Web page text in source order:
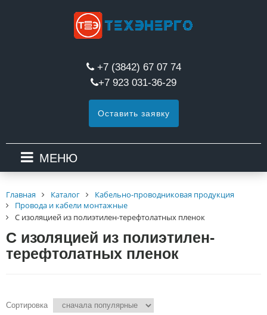
+7 (3842) 67 07 74
+7 923 031-36-29
Оставить заявку
МЕНЮ
Главная Каталог
Кабельно-проводниковая продукция
Провода и кабели монтажные
С изоляцией из полиэтилен-терефтолатных пленок
С изоляцией из полиэтилен-
терефтолатных пленок
Сортировка